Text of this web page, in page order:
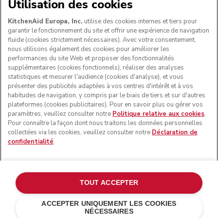
SUIVEZ-NOUS
© KitchenAid 2026 - Tous droits réservés. KitchenAid et la
forme du robot pâtissier multifonction sont des marques
commerciales aux États-Unis et ailleurs.
Politique en matière de cookies
Autres pays
Résolution des litiges en ligne
Utilisation des cookies
KitchenAid Europa, Inc. utilise des cookies internes et tiers pour
garantir le fonctionnement du site et offrir une expérience de navigation
fluide (cookies strictement nécessaires). Avec votre consentement,
nous utilisons également des cookies pour améliorer les
performances du site Web et proposer des fonctionnalités
supplémentaires (cookies fonctionnels), réaliser des analyses
statistiques et mesurer l'audience (cookies d'analyse), et vous
présenter des publicités adaptées à vos centres d'intérêt et à vos
habitudes de navigation, y compris par le biais de tiers et sur d'autres
plateformes (cookies publicitaires). Pour en savoir plus ou gérer vos
paramètres, veuillez consulter notre Politique relative aux cookies.
Pour connaître la façon dont nous traitons les données personnelles
collectées via les cookies, veuillez consulter notre Déclaration de
confidentialité.
ACCEPTER UNIQUEMENT LES COOKIES
NÉCESSAIRES
TOUT ACCEPTER